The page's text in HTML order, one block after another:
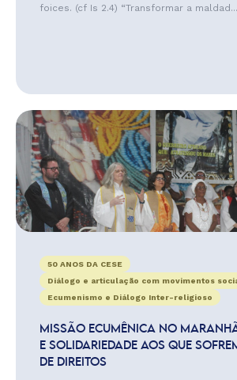
foices. (cf Is 2.4) “Transformar a maldad...
50 ANOS DA CESE
Diálogo e articulação com movimentos
Ecumenismo e Diálogo Inter-religioso
MISSÃO ECUMÊNICA NO
E SOLIDARIEDADE AOS QUE
DE DIREITOS